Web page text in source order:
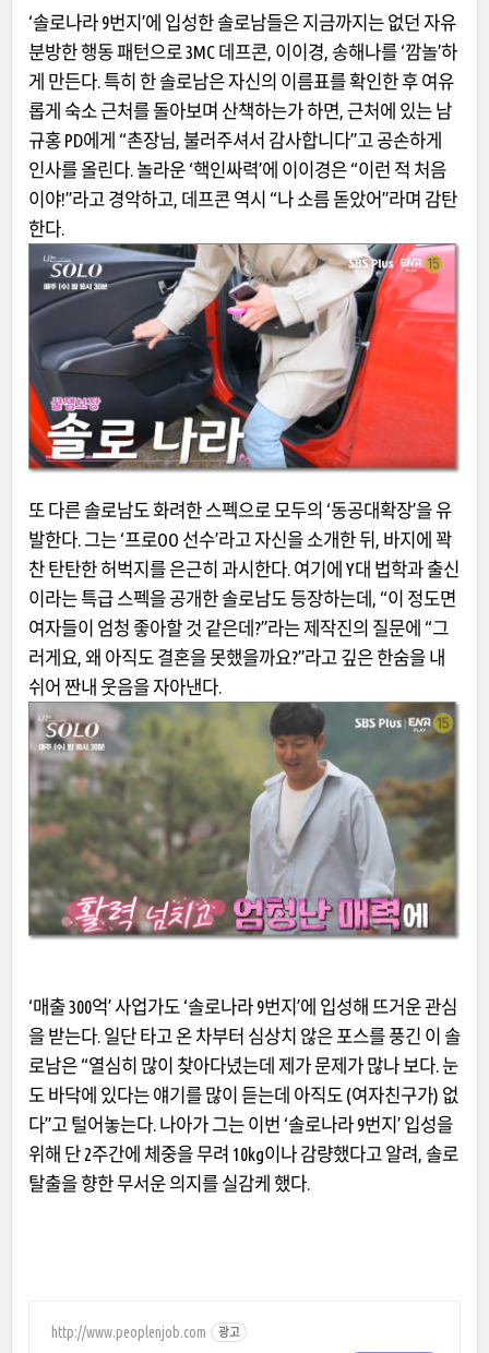
‘솔로나라 9번지’에 입성한 솔로남들은 지금까지는 없던 자유
분방한 행동 패턴으로 3MC 데프콘, 이이경, 송해나를 ‘깜놀’하
게 만든다. 특히 한 솔로남은 자신의 이름표를 확인한 후 여유
롭게 숙소 근처를 돌아보며 산책하는가 하면, 근처에 있는 남
규홍 PD에게 “촌장님, 불러주셔서 감사합니다”고 공손하게
인사를 올린다. 놀라운 ‘핵인싸력’에 이이경은 “이런 적 처음
이야!”라고 경악하고, 데프콘 역시 “나 소름 돋았어”라며 감탄
한다.
또 다른 솔로남도 화려한 스펙으로 모두의 ‘동공대확장’을 유
발한다. 그는 ‘프로OO 선수’라고 자신을 소개한 뒤, 바지에 꽉
찬 탄탄한 허벅지를 은근히 과시한다. 여기에 Y대 법학과 출신
이라는 특급 스펙을 공개한 솔로남도 등장하는데, “이 정도면
여자들이 엄청 좋아할 것 같은데?”라는 제작진의 질문에 “그
러게요, 왜 아직도 결혼을 못했을까요?”라고 깊은 한숨을 내
쉬어 짠내 웃음을 자아낸다.
‘매출 300억’ 사업가도 ‘솔로나라 9번지’에 입성해 뜨거운 관심
을 받는다. 일단 타고 온 차부터 심상치 않은 포스를 풍긴 이 솔
로남은 “열심히 많이 찾아다녔는데 제가 문제가 많나 보다. 눈
도 바닥에 있다는 얘기를 많이 듣는데 아직도 (여자친구가) 없
다”고 털어놓는다. 나아가 그는 이번 ‘솔로나라 9번지’ 입성을
위해 단 2주간에 체중을 무려 10kg이나 감량했다고 알려, 솔로
탈출을 향한 무서운 의지를 실감케 했다.
http://www.peoplenjob.com 광고